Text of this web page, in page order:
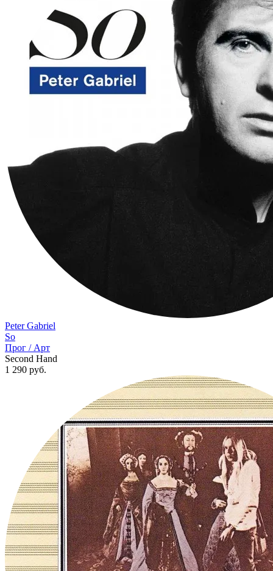
Peter Gabriel
So
Прог / Арт
Second Hand
1 290 руб.